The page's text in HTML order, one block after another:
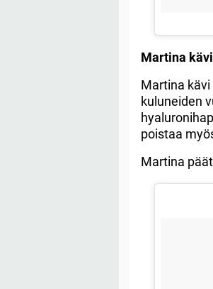
Martina
Martina
kuluneiden
poistaa
Martina